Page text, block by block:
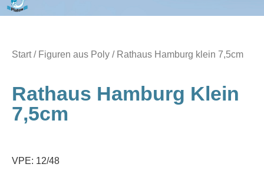
Start/ Figuren aus Poly / Rathaus Hamburg klein 7,5cm
Rathaus Hamburg Klein
7,5cm
VPE: 12/48